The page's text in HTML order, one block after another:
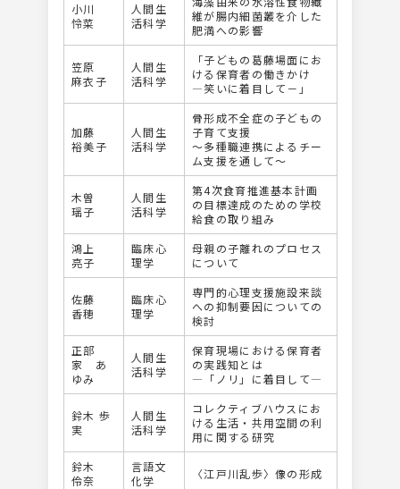
小川
怜菜
人間生
活科学
維が腸内細菌叢を介した
肥満への影響
笠原
麻衣子
人間生
活科学
「子どもの葛藤場面にお
ける保育者の働きかけ
―笑いに着目して－」
加藤
裕美子
人間生
活科学
骨形成不全症の子どもの
子育て支援
～多種職連携によるチー
ム支援を通して～
木曽
瑶子
人間生
活科学
第4次食育推進基本計画
の目標達成のための学校
給食の取り組み
鴻上
亮子
臨床心
理学
母親の子離れのプロセス
について
佐藤
香穂
臨床心
理学
専門的心理支援施設来談
への抑制要因についての
検討
正部
家 あ
ゆみ
人間生
活科学
保育現場における保育者
の実践知とは
―「ノリ」に着目して―
鈴木 歩
実
人間生
活科学
コレクティブハウスにお
ける生活・共用空間の利
用に関する研究
鈴木
伶奈
言語文
化学
〈江戸川乱歩〉像の形成